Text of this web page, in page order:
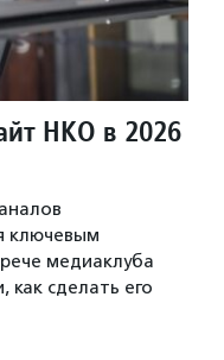
НКО в 2026
ключевым
медиаклуба
сделать его